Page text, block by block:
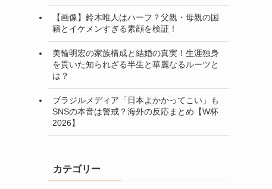
【画像】鈴木唯人はハーフ？父親・母親の国
籍とイケメンすぎる素顔を検証！
美輪明宏の家族構成と結婚の真実！生涯独身
を貫いた知られざる半生と華麗なるルーツと
は？
ブラジルメディア「日本よかかってこい」も
SNSの本音は警戒？海外の反応まとめ【W杯
2026】
カテゴリー